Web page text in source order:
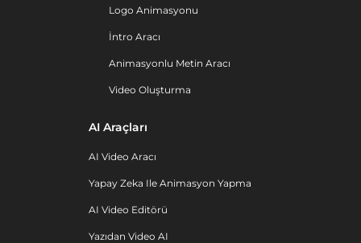
Logo Animasyonu
İntro Aracı
Animasyonlu Metin Aracı
Video Oluşturma
AI Araçları
AI Video Aracı
Yapay Zeka Ile Animasyon Yapma
AI Video Editörü
Yazıdan Video AI